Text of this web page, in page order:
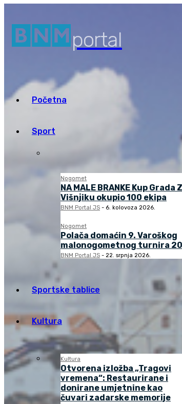
portal
Početna
Sport
Nogomet
NA MALE BRANKE Kup Grada
Višnjiku okupio 100 ekipa
BNM Portal JS - 6. kolovoza 2026.
Nogomet
Polača domaćin 9. Varoškog
malonogometnog turnira
BNM Portal JS - 22. srpnja 2026.
Sportske tablice
Kultura
Kultura
Otvorena izložba „Tragovi
vremena“: Restaurirane i
donirane umjetnine kao
čuvari zadarske memorije